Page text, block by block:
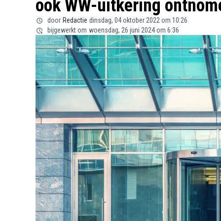
ook WW-uitkering
door Redactie dinsdag, 04 oktober 2022 om 10:26
bijgewerkt om woensdag, 26 juni 2024 om 6:36